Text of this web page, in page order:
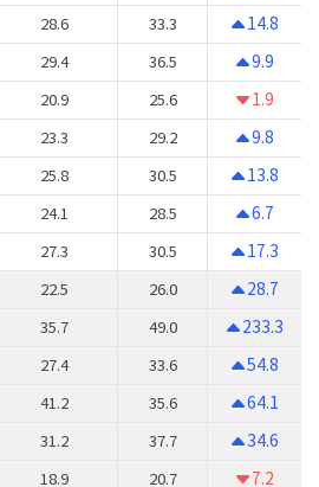
28.6 33.3 14.8
29.4 36.5 9.9
20.9 25.6 1.9
23.3 29.2 9.8
25.8 30.5 13.8
24.1 28.5 6.7
27.3 30.5 17.3
22.5 26.0 28.7
35.7 49.0 233.3
27.4 33.6 54.8
41.2 35.6 64.1
31.2 37.7 34.6
18.9 20.7 7.2